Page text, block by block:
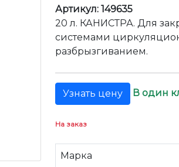
Артикул: 149635
20 л. КАНИСТРА. Для
системами
разбрызгиванием.
Узнать цену В один
На заказ
Марка